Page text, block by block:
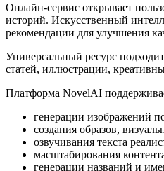
Онлайн-сервис открывает
историй. Искусственный
рекомендации для улучшения
Универсальный ресурс
статей, иллюстрации,
Платформа NovelAI
генерации изображений
создания образов,
озвучивания текста
масштабирования
генерации названий и